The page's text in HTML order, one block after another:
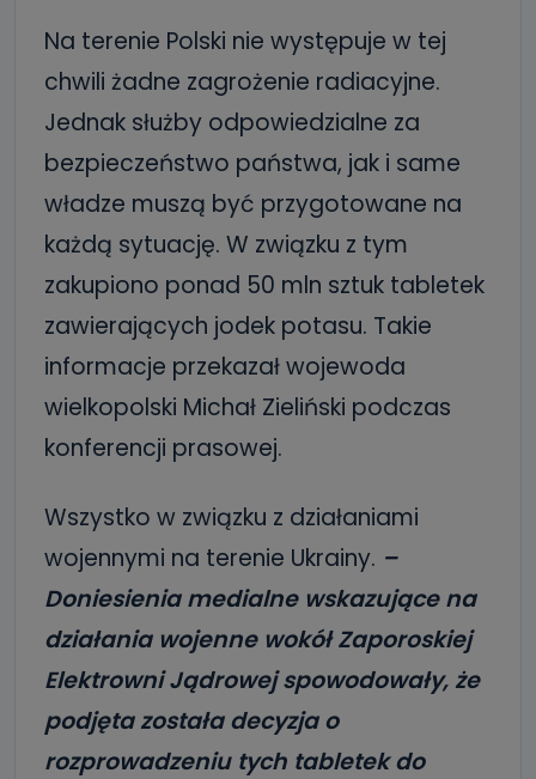
Na terenie Polski nie występuje w tej
chwili żadne zagrożenie radiacyjne.
Jednak służby odpowiedzialne za
bezpieczeństwo państwa, jak i same
władze muszą być przygotowane na
każdą sytuację. W związku z tym
zakupiono ponad 50 mln sztuk tabletek
zawierających jodek potasu. Takie
informacje przekazał wojewoda
wielkopolski Michał Zieliński podczas
konferencji prasowej.
Wszystko w związku z działaniami
wojennymi na terenie Ukrainy. –
Doniesienia medialne wskazujące na
działania wojenne wokół Zaporoskiej
Elektrowni Jądrowej spowodowały, że
podjęta została decyzja o
rozprowadzeniu tych tabletek do